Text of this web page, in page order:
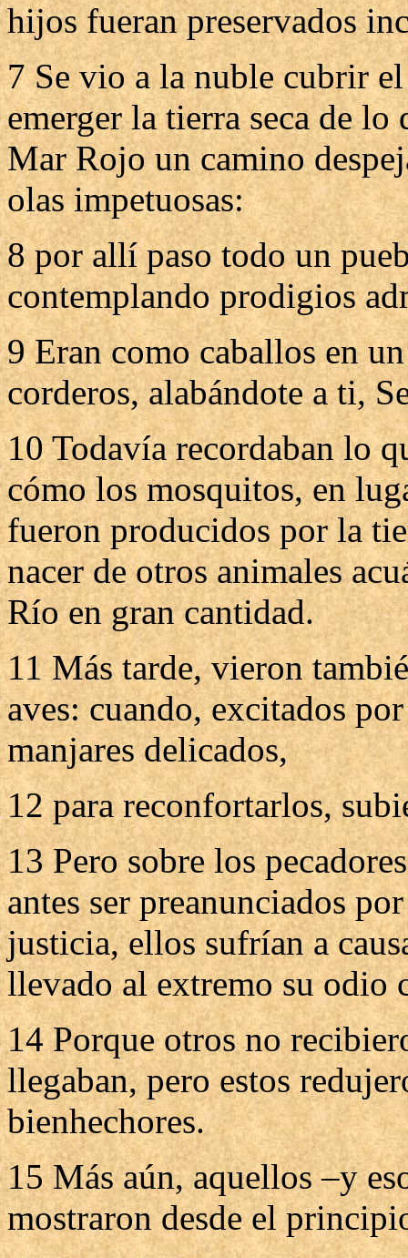
hijos fueran preservados
7 Se vio a la nuble cubrir
emerger la tierra seca de lo
Mar Rojo un camino
olas impetuosas:
8 por allí paso todo un
contemplando prodigios
9 Eran como caballos en
corderos, alabándote a ti,
10 Todavía recordaban lo
cómo los mosquitos, en
fueron producidos por la
nacer de otros animales
Río en gran cantidad.
11 Más tarde, vieron
aves: cuando, excitados
manjares delicados,
12 para reconfortarlos,
13 Pero sobre los
antes ser preanunciados
justicia, ellos sufrían a
llevado al extremo su odio
14 Porque otros no
llegaban, pero estos
bienhechores.
15 Más aún, aquellos –y
mostraron desde el